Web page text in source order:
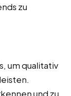
zu
um qualitativ
und zu